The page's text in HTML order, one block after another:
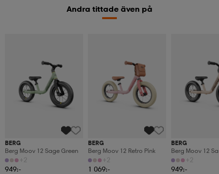
Andra tittade även på
BERG
Berg Moov 12 Sage Green
+2
949:-
BERG
Berg Moov 12 Retro Pink
+2
1 069:-
BERG
Berg Moov 12
+2
949:-